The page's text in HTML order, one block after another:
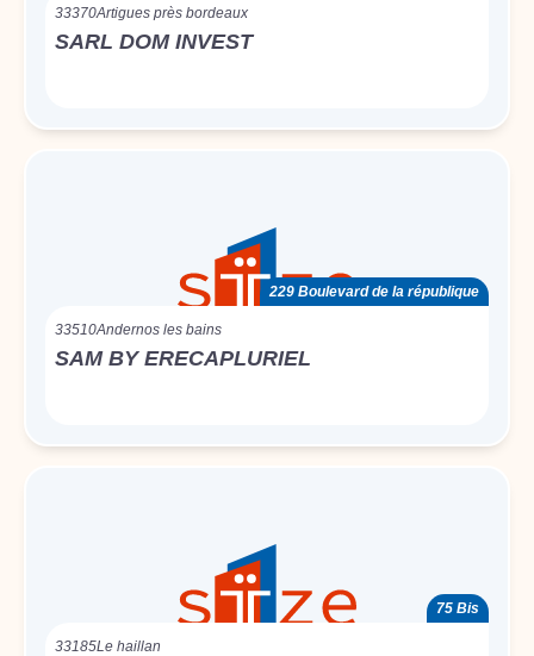
33370Artigues près bordeaux
SARL DOM INVEST
229 Boulevard de la république
33510Andernos les bains
SAM BY ERECAPLURIEL
75 Bis
33185Le haillan